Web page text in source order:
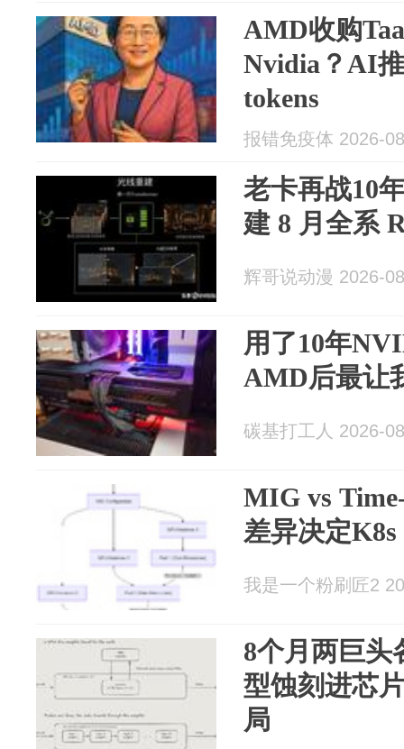
AMD收购
Nvidia？AI
tokens
报错免疫体 2026-
老卡再战10
建 8 月全系
辉哥说动漫 2026-
用了10年
AMD后最让
碳基打工人 2026-
MIG vs
差异决定
我是一个粉刷匠2
8个月两巨头
型蚀刻进芯
局